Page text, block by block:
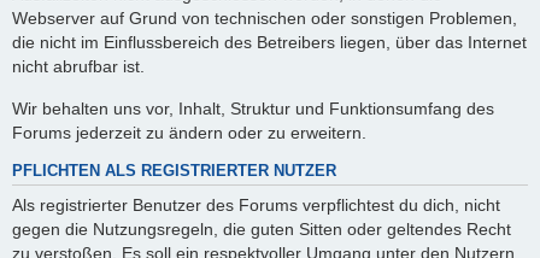
Webserver auf Grund von technischen oder sonstigen Problemen,
die nicht im Einflussbereich des Betreibers liegen, über das Internet
nicht abrufbar ist.
Wir behalten uns vor, Inhalt, Struktur und Funktionsumfang des
Forums jederzeit zu ändern oder zu erweitern.
PFLICHTEN ALS REGISTRIERTER NUTZER
Als registrierter Benutzer des Forums verpflichtest du dich, nicht
gegen die Nutzungsregeln, die guten Sitten oder geltendes Recht
zu verstoßen. Es soll ein respektvoller Umgang unter den Nutzern